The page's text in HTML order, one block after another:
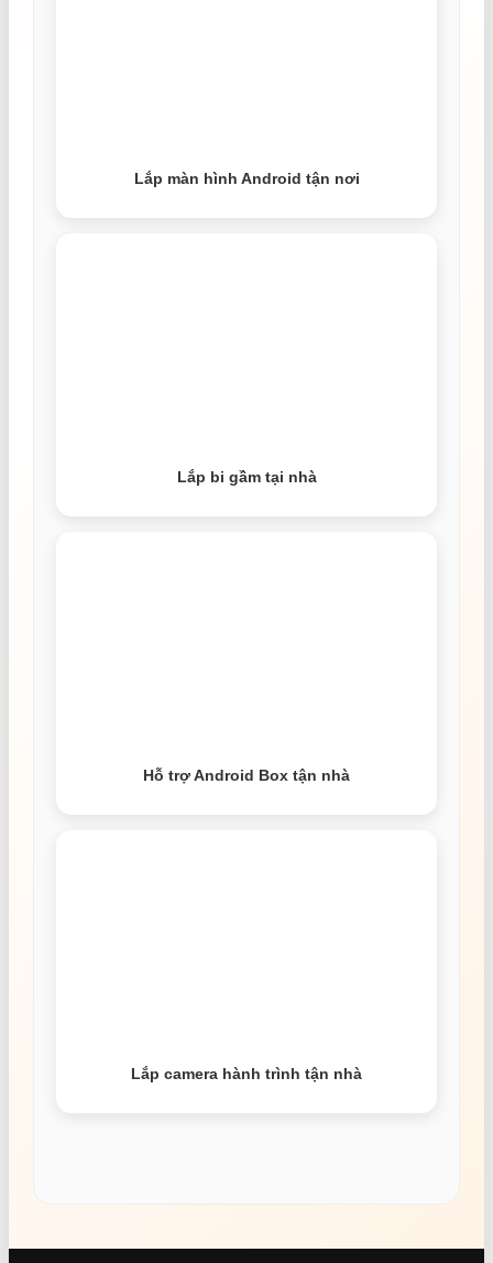
Lắp màn hình Android tận nơi
Lắp bi gầm tại nhà
Hỗ trợ Android Box tận nhà
Lắp camera hành trình tận nhà